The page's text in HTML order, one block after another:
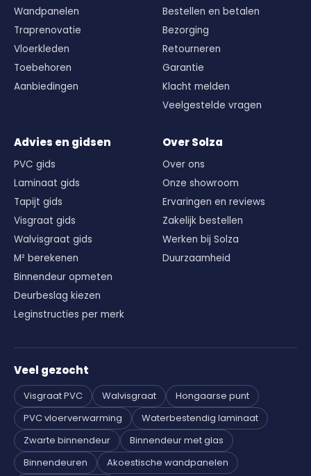
Wandpanelen
Traprenovatie
Vloerkleden
Toebehoren
Aanbiedingen
Bestellen en betalen
Bezorging
Retourneren
Garantie
Klacht melden
Veelgestelde vragen
Advies en gidsen
PVC gids
Laminaat gids
Tapijt gids
Visgraat gids
Walvisgraat gids
M² berekenen
Binnendeur opmeten
Deurbeslag kiezen
Leginstructies per merk
Over Solza
Over ons
Onze showroom
Ervaringen en reviews
Zakelijk bestellen
Werken bij Solza
Duurzaamheid
Veel gezocht
Visgraat PVC Walvisgraat
Hongaarse punt
PVC vloerverwarming
Waterbestendig laminaat
Zwarte binnendeur
Binnendeur met glas
Binnendeuren
Akoestische wandpanelen